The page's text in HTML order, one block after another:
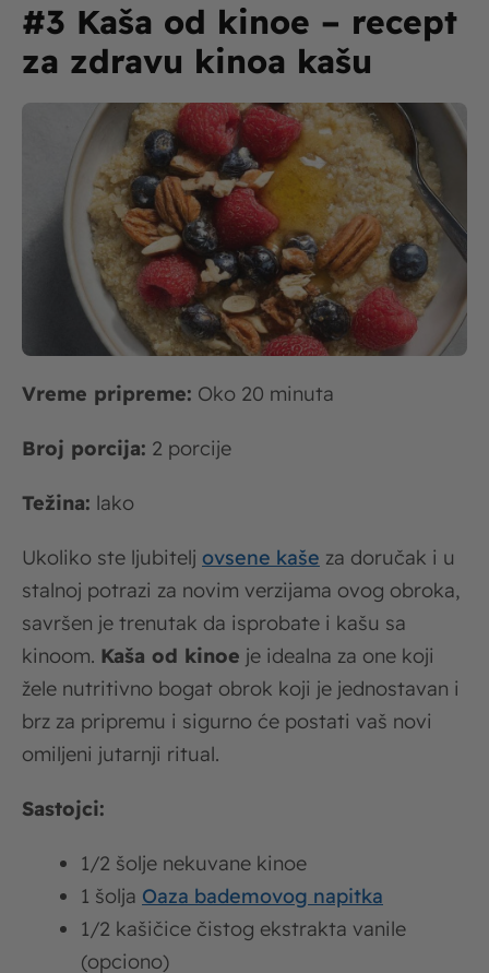
#3 Kaša od kinoe – recept
za zdravu kinoa kašu
Vreme pripreme: Oko 20 minuta
Broj porcija: 2 porcije
Težina: lako
Ukoliko ste ljubitelj ovsene kaše za doručak i u
stalnoj potrazi za novim verzijama ovog obroka,
savršen je trenutak da isprobate i kašu sa
kinoom. Kaša od kinoe je idealna za one koji
žele nutritivno bogat obrok koji je jednostavan i
brz za pripremu i sigurno će postati vaš novi
omiljeni jutarnji ritual.
Sastojci:
1/2 šolje nekuvane kinoe
1 šolja Oaza bademovog napitka
1/2 kašičice čistog ekstrakta vanile
(opciono)